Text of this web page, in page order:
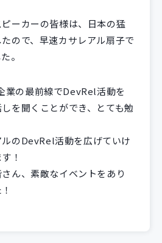
ーカーの皆様は、日本の猛
ので、早速カサレアル扇子で
。
業の最前線でDevRel活動を
を聞くことができ、とても勉
のDevRel活動を広げていけ
！
ん、素敵なイベントをあり